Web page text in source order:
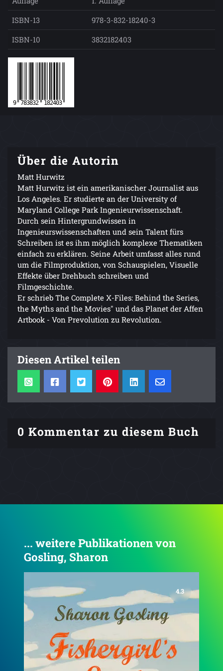
ISBN-13
978-3-832-18240-3
ISBN-10
3832182403
Über die Autorin
Matt Hurwitz
Matt Hurwitz ist ein amerikanischer Journalist aus
Los Angeles. Er studierte an der University of
Maryland College Park Ingenieurwissenschaft.
Durch sein Hintergrundwissen in
Ingenieurswissenschaften und sein Talent fürs
Schreiben ist es ihm möglich komplexe Thematiken
einfach zu erklären. Seine Arbeit umfasst alles rund
um die Filmproduktion, von Schauspielen, Visuelle
Effekte über Drehbuch schreiben und
Filmgeschichte.
Er schrieb The Complete X-Files: Behind the Series,
the Myths and the Movies" und das Planet der Affen
Artbook - Von Prevolution zu Revolution.
Diesen Artikel teilen
0 Kommentar zu diesem Buch
... weitere Publikationen von
Gosling, Sharon